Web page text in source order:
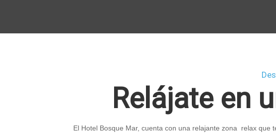
Relájate en
El Hotel Bosque Mar, cuenta con una relajante zona relax